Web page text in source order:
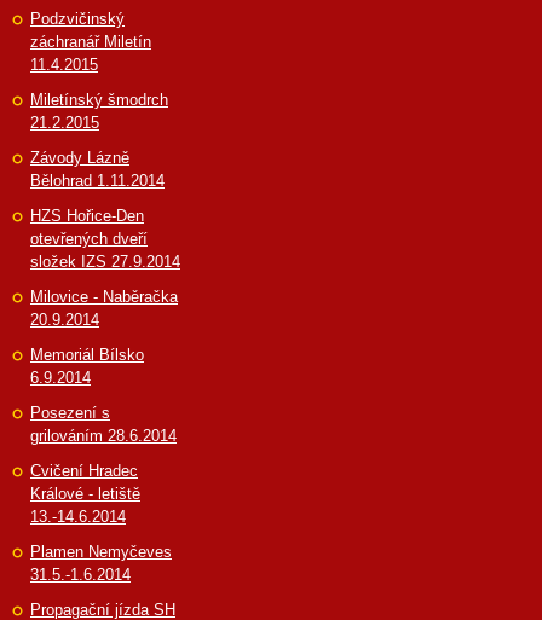
Podzvičinský
záchranář Miletín
11.4.2015
Miletínský šmodrch
21.2.2015
Závody Lázně
Bělohrad 1.11.2014
HZS Hořice-Den
otevřených dveří
složek IZS 27.9.2014
Milovice - Naběračka
20.9.2014
Memoriál Bílsko
6.9.2014
Posezení s
grilováním 28.6.2014
Cvičení Hradec
Králové - letiště
13.-14.6.2014
Plamen Nemyčeves
31.5.-1.6.2014
Propagační jízda SH